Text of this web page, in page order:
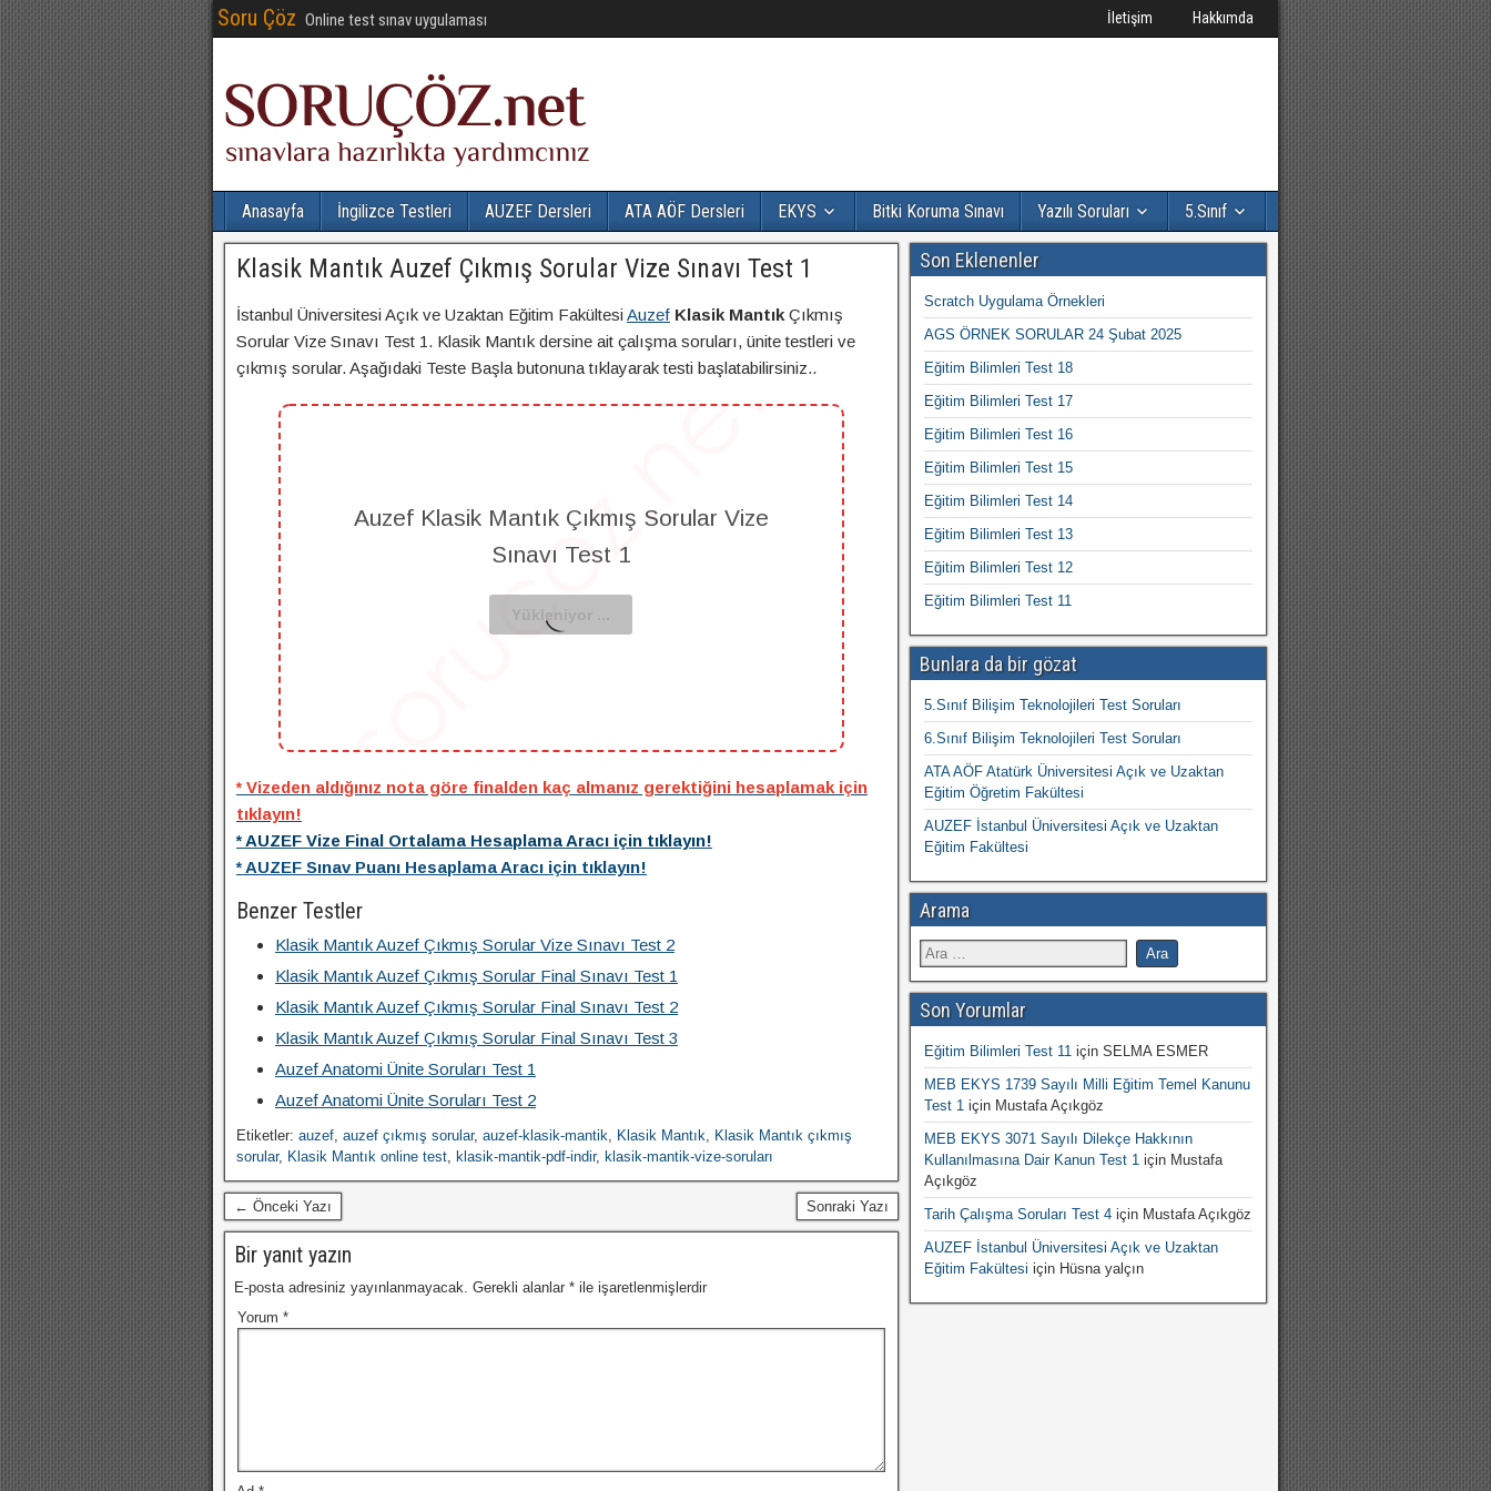
Soru Çöz Online test sınav uygulaması İletişim Hakkımda
Anasayfa İngilizce Testleri AUZEF Dersleri ATA AÖF Dersleri EKYS Bitki Koruma Sınavı Yazılı Soruları 5.Sınıf
Klasik Mantık Auzef Çıkmış Sorular Vize Sınavı Test 1
İstanbul Üniversitesi Açık ve Uzaktan Eğitim Fakültesi Auzef Klasik Mantık Çıkmış
Sorular Vize Sınavı Test 1. Klasik Mantık dersine ait çalışma soruları, ünite testleri ve
çıkmış sorular. Aşağıdaki Teste Başla butonuna tıklayarak testi başlatabilirsiniz..
Auzef Klasik Mantık Çıkmış Sorular Vize
Sınavı Test 1
* Vizeden aldığınız nota göre finalden kaç almanız gerektiğini hesaplamak için
tıklayın!
* AUZEF Vize Final Ortalama Hesaplama Aracı için tıklayın!
* AUZEF Sınav Puanı Hesaplama Aracı için tıklayın!
Benzer Testler
Klasik Mantık Auzef Çıkmış Sorular Vize Sınavı Test 2
Klasik Mantık Auzef Çıkmış Sorular Final Sınavı Test 1
Klasik Mantık Auzef Çıkmış Sorular Final Sınavı Test 2
Klasik Mantık Auzef Çıkmış Sorular Final Sınavı Test 3
Auzef Anatomi Ünite Soruları Test 1
Auzef Anatomi Ünite Soruları Test 2
Etiketler: auzef, auzef çıkmış sorular, auzef-klasik-mantik, Klasik Mantık, Klasik Mantık çıkmış
sorular, Klasik Mantık online test, klasik-mantik-pdf-indir, klasik-mantik-vize-soruları
← Önceki Yazı Sonraki Yazı
Bir yanıt yazın
E-posta adresiniz yayınlanmayacak. Gerekli alanlar * ile işaretlenmişlerdir
Yorum *
Son Eklenenler
Scratch Uygulama Örnekleri
AGS ÖRNEK SORULAR 24 Şubat 2025
Eğitim Bilimleri Test 18
Eğitim Bilimleri Test 17
Eğitim Bilimleri Test 16
Eğitim Bilimleri Test 15
Eğitim Bilimleri Test 14
Eğitim Bilimleri Test 13
Eğitim Bilimleri Test 12
Eğitim Bilimleri Test 11
Bunlara da bir gözat
5.Sınıf Bilişim Teknolojileri Test Soruları
6.Sınıf Bilişim Teknolojileri Test Soruları
ATA AÖF Atatürk Üniversitesi Açık ve Uzaktan
Eğitim Öğretim Fakültesi
AUZEF İstanbul Üniversitesi Açık ve Uzaktan
Eğitim Fakültesi
Arama
Son Yorumlar
Eğitim Bilimleri Test 11için SELMA ESMER
MEB EKYS 1739 Sayılı Milli Eğitim Temel Kanunu
Test 1için Mustafa Açıkgöz
MEB EKYS 3071 Sayılı Dilekçe Hakkının
Kullanılmasına Dair Kanun Test 1için Mustafa
Açıkgöz
Tarih Çalışma Soruları Test 4için Mustafa Açıkgöz
AUZEF İstanbul Üniversitesi Açık ve Uzaktan
Eğitim Fakültesi için Hüsna yalçın